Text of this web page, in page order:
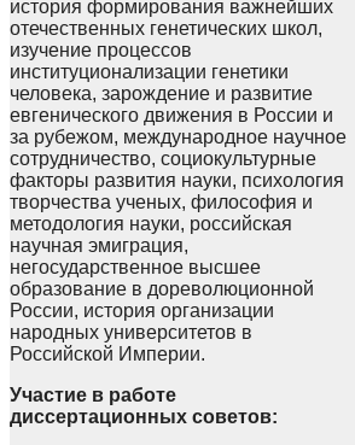
история формирования важнейших
отечественных генетических школ,
изучение процессов
институционализации генетики
человека, зарождение и развитие
евгенического движения в России и
за рубежом, международное научное
сотрудничество, социокультурные
факторы развития науки, психология
творчества ученых, философия и
методология науки, российская
научная эмиграция,
негосударственное высшее
образование в дореволюционной
России, история организации
народных университетов в
Российской Империи.
Участие в работе
диссертационных советов: